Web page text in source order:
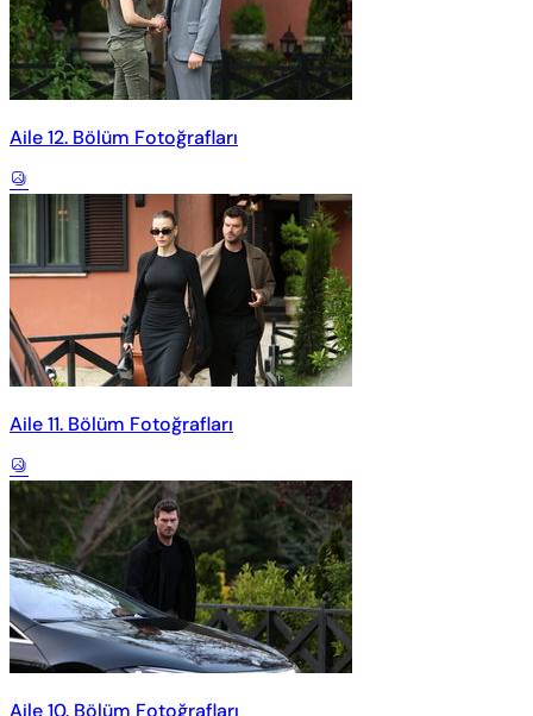
Aile 12. Bölüm Fotoğrafları
Aile 11. Bölüm Fotoğrafları
Aile 10. Bölüm Fotoğrafları